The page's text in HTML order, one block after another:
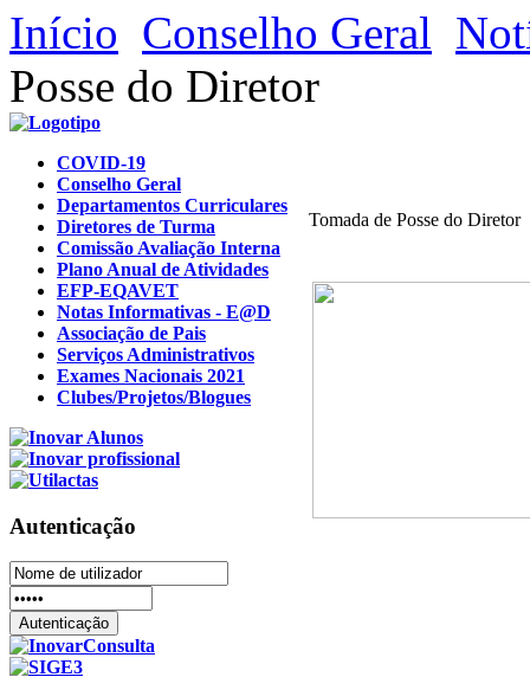
Início Conselho Geral
Posse do Diretor
Tomada de Posse do Diretor
COVID-19
Conselho Geral
Departamentos Curriculares
Diretores de Turma
Comissão Avaliação Interna
Plano Anual de Atividades
EFP-EQAVET
Notas Informativas - E@D
Associação de Pais
Serviços Administrativos
Exames Nacionais 2021
Clubes/Projetos/Blogues
Autenticação